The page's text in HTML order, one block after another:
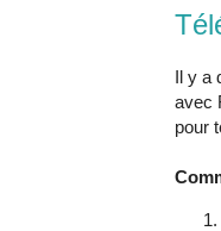
Il y a
avec
pour